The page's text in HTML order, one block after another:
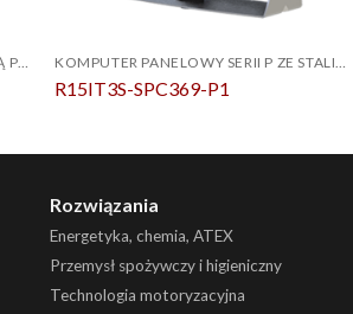
KOMPUTER PANELOWY Z OBUDOWĄ PCAP ZE STALI NIERDZEWNEJ IP69K KOMPUTER PANELOWY SERII P ZE STALI NIERDZEWNEJ IP69K
R15IT3S-SPC369-P1
Rozwiązania
Energetyka, chemia, ATEX
Przemysł spożywczy i higieniczny
Technologia motoryzacyjna